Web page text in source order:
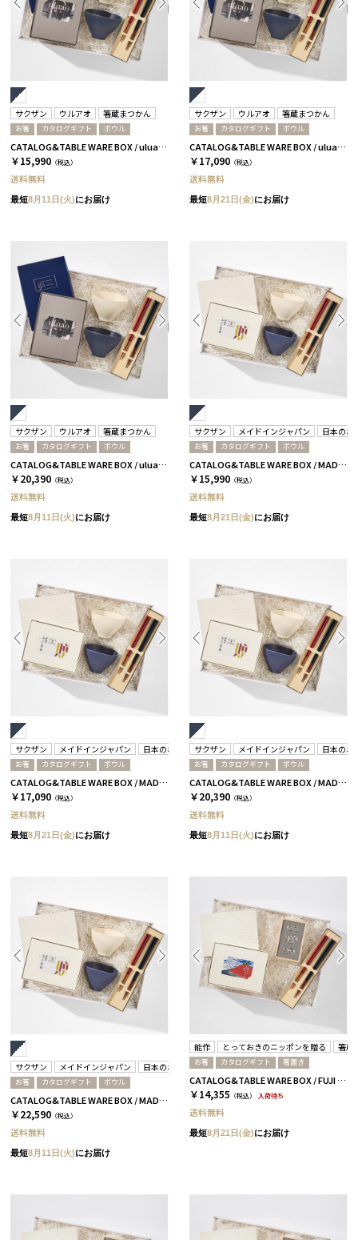
サクザン ウルアオ 箸蔵まつかん
お箸 カタログギフト ボウル
CATALOG&TABLE WARE BOX / uluao / ネイビー&ホワイト / 全5種 バジーリア
￥15,990 （税込）
送料無料
最短8月11日(火)にお届け
サクザン ウルアオ 箸蔵まつかん
お箸 カタログギフト ボウル
CATALOG&TABLE WARE BOX / uluao / ネイビー&ホワイト / 全5種 イヴェット
￥17,090 （税込）
送料無料
最短8月21日(金)にお届け
サクザン ウルアオ 箸蔵まつかん
お箸 カタログギフト ボウル
CATALOG&TABLE WARE BOX / uluao / ネイビー&ホワイト / 全5種 ザグーアン
￥20,390 （税込）
送料無料
最短8月11日(火)にお届け
サクザン メイドインジャパン 日本のお
お箸 カタログギフト ボウル
CATALOG&TABLE WARE BOX / MADE IN JAPAN / ネイビー&ホワイト / 全5種 C MJ08＋蓮
￥15,990 （税込）
送料無料
最短8月21日(金)にお届け
サクザン メイドインジャパン 日本のおいしい食べ物 箸蔵まつかん
お箸 カタログギフト ボウル
CATALOG&TABLE WARE BOX / MADE IN JAPAN / ネイビー&ホワイト / 全5種 C MJ10＋藍
￥17,090 （税込）
送料無料
最短8月21日(金)にお届け
サクザン メイドインジャパン 日本のお
お箸 カタログギフト ボウル
CATALOG&TABLE WARE BOX / MADE IN JAPAN / ネイビー&ホワイト / 全5種 C MJ14＋逢
￥20,390 （税込）
送料無料
最短8月11日(火)にお届け
サクザン メイドインジャパン 日本のおいしい食べ物 箸蔵まつかん
お箸 カタログギフト ボウル
CATALOG&TABLE WARE BOX / MADE IN JAPAN / ネイビー&ホワイト / 全5種 C MJ16＋茜
￥22,590 （税込）
送料無料
最短8月11日(火)にお届け
能作 とっておきのニッポンを贈る 箸蔵
お箸 カタログギフト 箸置き
CATALOG&TABLE WARE BOX / FUJI / 紅白 / 全5種 弥-C
￥14,355 （税込） 入荷待ち
送料無料
最短8月21日(金)にお届け